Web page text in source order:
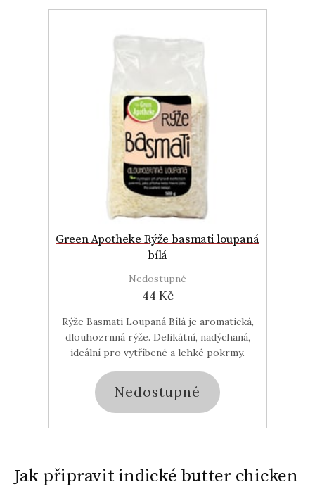
Green Apotheke Rýže basmati loupaná
bílá
Nedostupné
44 Kč
Rýže Basmati Loupaná Bílá je aromatická,
dlouhozrnná rýže. Delikátní, nadýchaná,
ideální pro vytříbené a lehké pokrmy.
Nedostupné
Jak připravit indické butter chicken